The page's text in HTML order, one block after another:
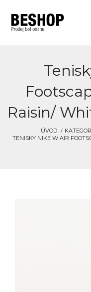
Raisin/
ÚVOD
TENISKY NIKE W AIR